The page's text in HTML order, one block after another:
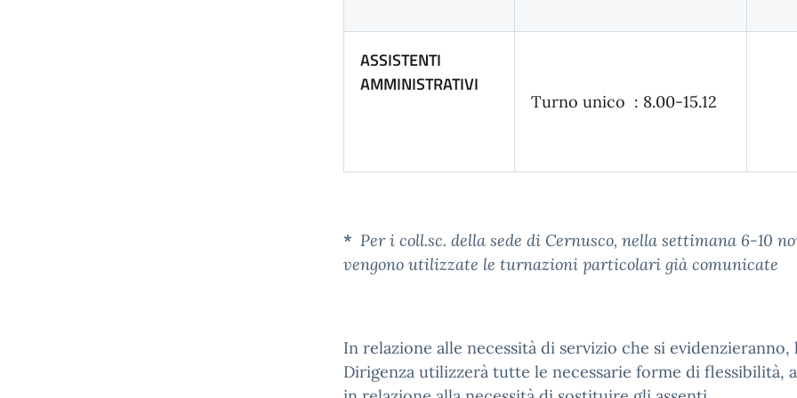
ASSISTENTI
AMMINISTRATIVI
Turno unico : 8.00-15.12
* Per i coll.sc. della sede di Cernusco, nella settimana 6-10
vengono utilizzate le turnazioni particolari già comunicate
In relazione alle necessità di servizio che si evidenzieranno,
Dirigenza utilizzerà tutte le necessarie forme di flessibilità,